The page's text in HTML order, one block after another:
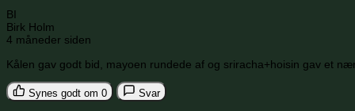
BI
Birk Holm
4 måneder siden
Kålen gav godt bid, mayoen rundede af og sriracha+hoisin gav et
Synes godt om 0 Svar